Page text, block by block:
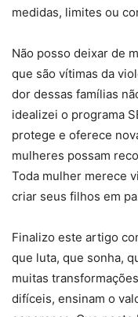
medidas, limites ou
Não posso deixar de
que são vítimas da
dor dessas famílias
idealizei o programa
protege e oferece
mulheres possam
Toda mulher merece
criar seus filhos em
Finalizo este artigo
que luta, que sonha,
muitas
difíceis, ensinam o